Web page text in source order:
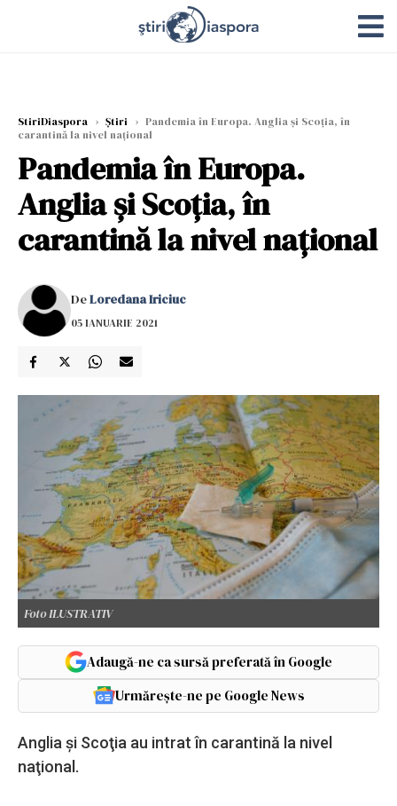
StiriDiaspora › Știri › Pandemia în Europa. Anglia şi Scoţia, în
carantină la nivel naţional
Pandemia în Europa.
Anglia şi Scoţia, în
carantină la nivel naţional
DeLoredana Iriciuc
05 IANUARIE 2021
Foto ILUSTRATIV
Adaugă-ne ca sursă preferată în Google
Urmărește-ne pe Google News
Anglia şi Scoţia au intrat în carantină la nivel
naţional.